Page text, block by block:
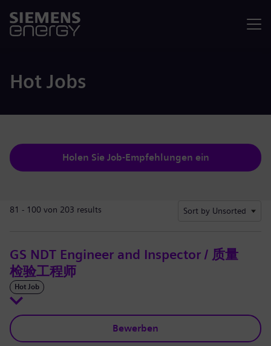
Hot Jobs
Holen Sie Job-Empfehlungen ein
81 - 100 von 203 results Sort by Unsorted
GS NDT Engineer and Inspector / 质量
检验工程师
Hot Job
Bewerben